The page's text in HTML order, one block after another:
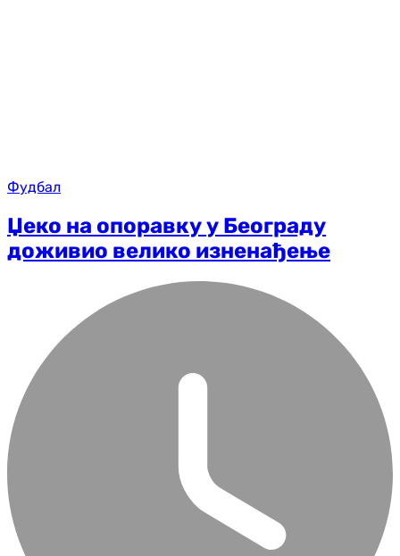
Фудбал
Џеко на опоравку у Београду
доживио велико изненађење